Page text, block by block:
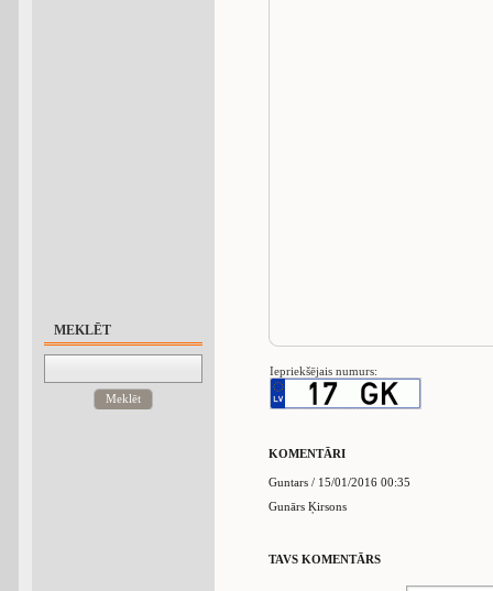
MEKLĒT
Meklēt
Iepriekšējais numurs:
KOMENTĀRI
Guntars / 15/01/2016 00:35
Gunārs Ķirsons
TAVS KOMENTĀRS